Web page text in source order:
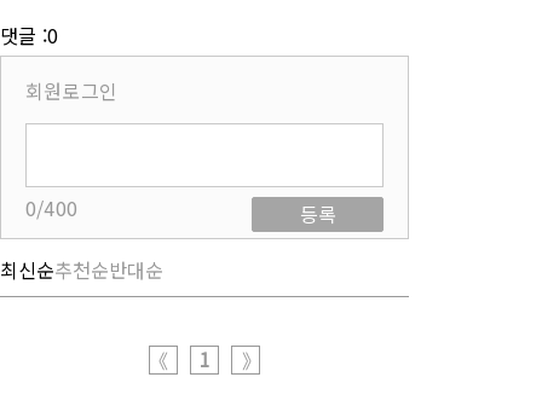
댓글 :0
회원로그인
0/400
등록
최신순추천순반대순
《 1 》